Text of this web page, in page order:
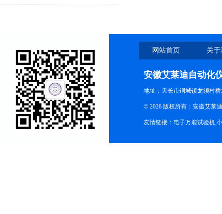
网站首页 关
安徽艾莱迪自动化
地址：天长市铜城镇龙须村
© 2026 版权所有：安徽艾莱
友情链接： 电子万能试验机,